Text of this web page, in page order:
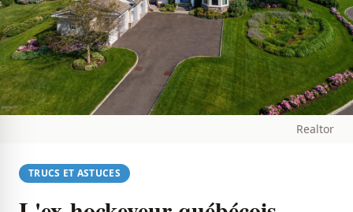
Realtor
TRUCS ET ASTUCES